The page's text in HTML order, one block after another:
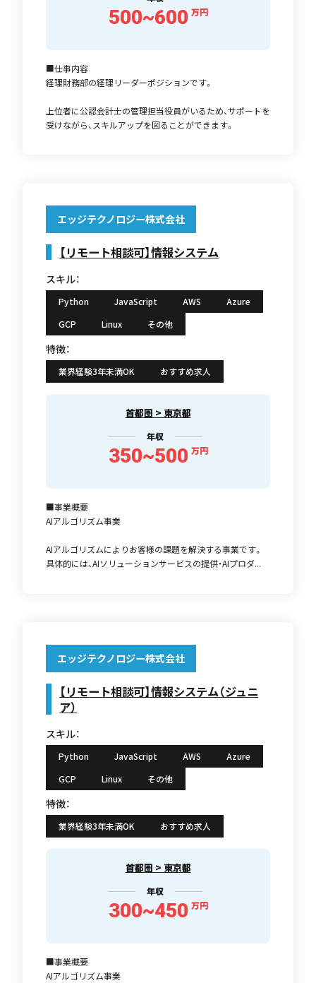
500~600 万円
■仕事内容
経理財務部の経理リーダーポジションです。
上位者に公認会計士の管理担当役員がいるため、サポートを
受けながら、スキルアップを図ることができます。
エッジテクノロジー株式会社
【リモート相談可】情報システム
スキル：
Python JavaScript AWS
Azure
GCP
Linux その他
特徴：
業界経験3年未満OK おすすめ求人
首都圏 > 東京都
年収
350~500 万円
■事業概要
AIアルゴリズム事業
AIアルゴリズムによりお客様の課題を解決する事業です。
具体的には、AIソリューションサービスの提供・AIプロダ...
エッジテクノロジー株式会社
【リモート相談可】情報システム（ジュニ
ア）
スキル：
Python JavaScript AWS
Azure
GCP
Linux その他
特徴：
業界経験3年未満OK おすすめ求人
首都圏 > 東京都
年収
300~450 万円
■事業概要
AIアルゴリズム事業